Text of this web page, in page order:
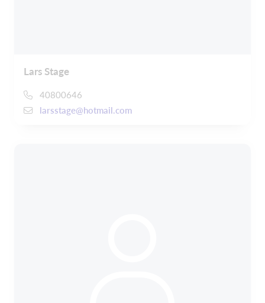
Lars Stage
40800646
larsstage@hotmail.com